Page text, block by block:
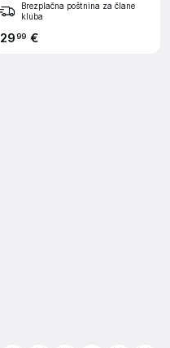
Brezplačna poštnina za člane
kluba
2999 €